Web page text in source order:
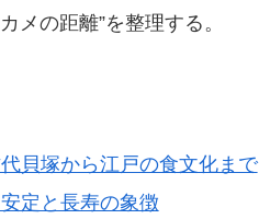
メの距離”を整理する。
貝塚から江戸の食文化まで
定と長寿の象徴